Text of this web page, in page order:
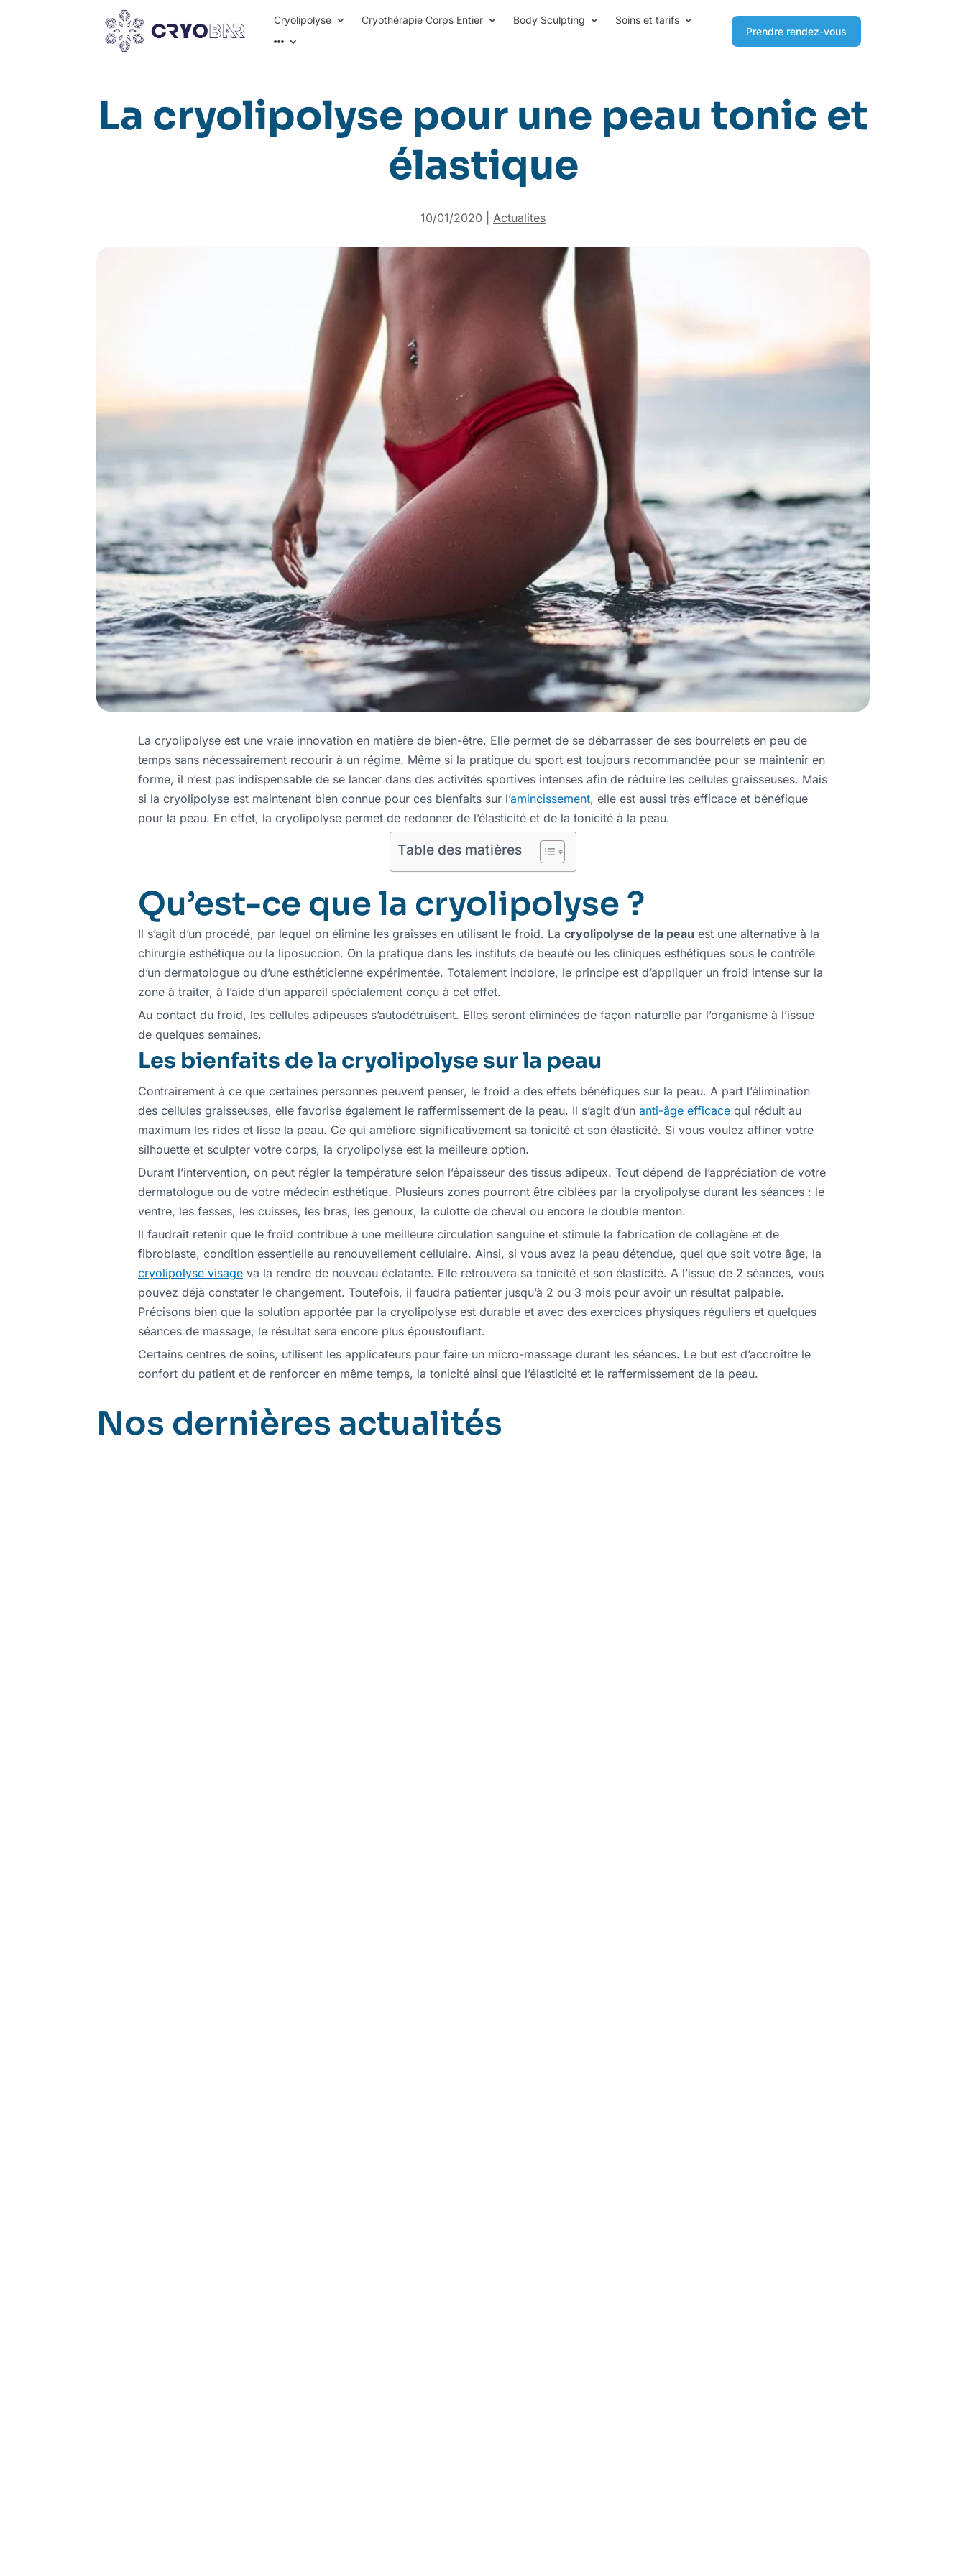
Cryolipolyse Cryothérapie Corps Entier Body Sculpting
Soins et tarifs
Prendre rendez-vous
La cryolipolyse pour une peau tonic et
élastique
10/01/2020 Actualites
La cryolipolyse est une vraie innovation en matière de bien-être. Elle permet de se débarrasser de ses bourrelets en peu de
temps sans nécessairement recourir à un régime. Même si la pratique du sport est toujours recommandée pour se maintenir en
forme, il n’est pas indispensable de se lancer dans des activités sportives intenses afin de réduire les cellules graisseuses. Mais
si la cryolipolyse est maintenant bien connue pour ces bienfaits sur l’amincissement, elle est aussi très efficace et bénéfique
pour la peau. En effet, la cryolipolyse permet de redonner de l’élasticité et de la tonicité à la peau.
Table des matières
Qu’est-ce que la cryolipolyse ?
Il s’agit d’un procédé, par lequel on élimine les graisses en utilisant le froid. La cryolipolyse de la peau est une alternative à la
chirurgie esthétique ou la liposuccion. On la pratique dans les instituts de beauté ou les cliniques esthétiques sous le contrôle
d’un dermatologue ou d’une esthéticienne expérimentée. Totalement indolore, le principe est d’appliquer un froid intense sur la
zone à traiter, à l’aide d’un appareil spécialement conçu à cet effet.
Au contact du froid, les cellules adipeuses s’autodétruisent. Elles seront éliminées de façon naturelle par l’organisme à l’issue
de quelques semaines.
Les bienfaits de la cryolipolyse sur la peau
Contrairement à ce que certaines personnes peuvent penser, le froid a des effets bénéfiques sur la peau. A part l’élimination
des cellules graisseuses, elle favorise également le raffermissement de la peau. Il s’agit d’un anti-âge efficace qui réduit au
maximum les rides et lisse la peau. Ce qui améliore significativement sa tonicité et son élasticité. Si vous voulez affiner votre
silhouette et sculpter votre corps, la cryolipolyse est la meilleure option.
Durant l’intervention, on peut régler la température selon l’épaisseur des tissus adipeux. Tout dépend de l’appréciation de votre
dermatologue ou de votre médecin esthétique. Plusieurs zones pourront être ciblées par la cryolipolyse durant les séances : le
ventre, les fesses, les cuisses, les bras, les genoux, la culotte de cheval ou encore le double menton.
Il faudrait retenir que le froid contribue à une meilleure circulation sanguine et stimule la fabrication de collagène et de
fibroblaste, condition essentielle au renouvellement cellulaire. Ainsi, si vous avez la peau détendue, quel que soit votre âge, la
cryolipolyse visage va la rendre de nouveau éclatante. Elle retrouvera sa tonicité et son élasticité. A l’issue de 2 séances, vous
pouvez déjà constater le changement. Toutefois, il faudra patienter jusqu’à 2 ou 3 mois pour avoir un résultat palpable.
Précisons bien que la solution apportée par la cryolipolyse est durable et avec des exercices physiques réguliers et quelques
séances de massage, le résultat sera encore plus époustouflant.
Certains centres de soins, utilisent les applicateurs pour faire un micro-massage durant les séances. Le but est d’accroître le
confort du patient et de renforcer en même temps, la tonicité ainsi que l’élasticité et le raffermissement de la peau.
Nos dernières actualités